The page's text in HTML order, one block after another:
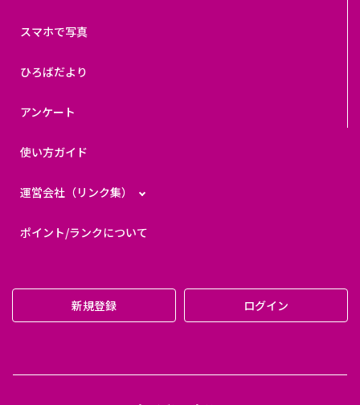
スマホで写真
ひろばだより
アンケート
使い方ガイド
運営会社（リンク集）
ポイント/ランクについて
新規登録 ログイン